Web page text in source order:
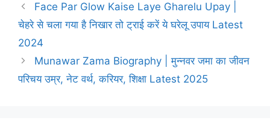
Face Par Glow Kaise Laye Gharelu Upay |
चेहरे से चला गया है निखार तो ट्राई करें ये घरेलू उपाय Latest
2024
Munawar Zama Biography | मुन्नवर जमा का जीवन
परिचय उम्र, नेट वर्थ, करियर, शिक्षा Latest 2025